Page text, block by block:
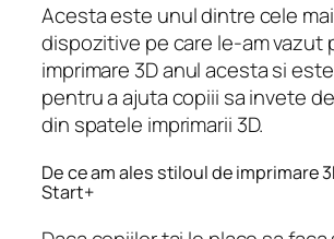
Acesta este unul dintre cele
dispozitive pe care le-am vazut
imprimare 3D anul acesta si
pentru a ajuta copiii sa invete
din spatele imprimarii 3D.
De ce am ales stiloul de imprimare
Start+